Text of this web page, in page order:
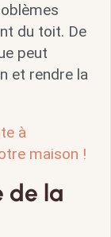
du toit. De
peut
et rendre la
à
maison !
de la